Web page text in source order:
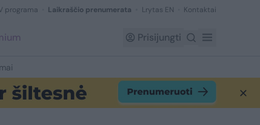
programa Laikraščio prenumerata Lrytas EN Kontaktai
Prisijungti